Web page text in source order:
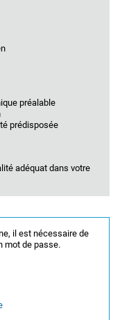
préalable
prédisposée
adéquat dans votre
il est nécessaire de
mot de passe.